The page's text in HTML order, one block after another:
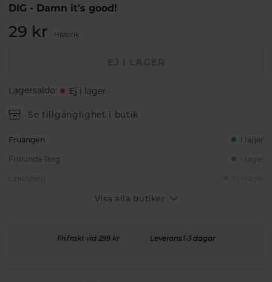
DIG - Damn it's good!
29 kr Historik
Lagersaldo: Ej i lager
Se tillgänglighet i butik
Fruängen I lager
Frölunda Torg I lager
Visa alla butiker
Fri frakt vid 299 kr Leverans 1-3 dagar